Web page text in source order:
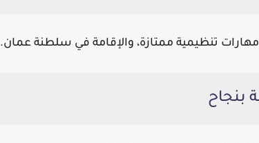
تنظيمية ممتازة، والإقامة في سلطنة عمان.
بنجاح